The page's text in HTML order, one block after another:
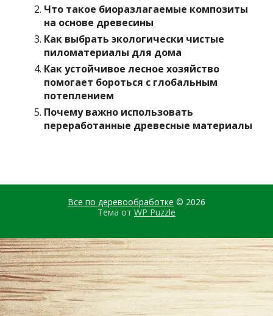
Что такое биоразлагаемые композиты
на основе древесины
Как выбрать экологически чистые
пиломатериалы для дома
Как устойчивое лесное хозяйство
помогает бороться с глобальным
потеплением
Почему важно использовать
переработанные древесные материалы
Все по деревообработке © 2026
Тема от WP Puzzle